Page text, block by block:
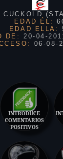
CUCKOLD
EDAD ÉL:
EDAD ELLA:
DE:
20-04-
06-08-
INTRODUCE
COMENTARIOS
POSITIVOS